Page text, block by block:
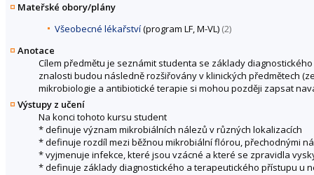
Mateřské obory/plány
Všeobecné lékařství(program LF, M-VL) (2)
Anotace
Cílem předmětu je seznámit studenta se základy
znalosti budou následně rozšiřovány v klinických předmětech
mikrobiologie a antibiotické terapie si mohou později zapsat
Výstupy z učení
Na konci tohoto kursu student
* definuje význam mikrobiálních nálezů v různých lokalizacích
* definuje rozdíl mezi běžnou mikrobiální flórou, přechodnými
* vyjmenuje infekce, které jsou vzácné a které se zpravidla
* definuje základy diagnostického a terapeutického přístupu u